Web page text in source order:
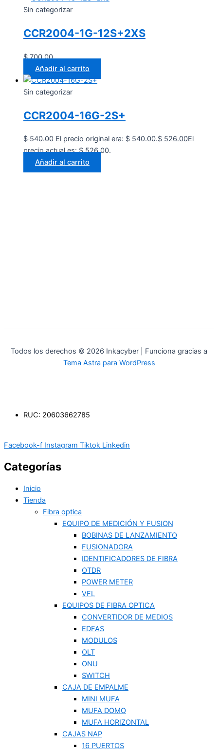
Sin categorizar
CCR2004-1G-12S+2XS
$700.00
Añadir al carrito
Sin categorizar
CCR2004-16G-2S+
$540.00 El precio original era: $ 540.00.$ 526.00El
precio actual es: $ 526.00.
Añadir al carrito
Todos los derechos © 2026 Inkacyber | Funciona gracias a
Tema Astra para WordPress
RUC: 20603662785
Facebook-f Instagram Tiktok Linkedin
Categorías
Inicio
Tienda
Fibra optica
EQUIPO DE MEDICIÓN Y FUSION
BOBINAS DE LANZAMIENTO
FUSIONADORA
IDENTIFICADORES DE FIBRA
OTDR
POWER METER
VFL
EQUIPOS DE FIBRA OPTICA
CONVERTIDOR DE MEDIOS
EDFAS
MODULOS
OLT
ONU
SWITCH
CAJA DE EMPALME
MINI MUFA
MUFA DOMO
MUFA HORIZONTAL
CAJAS NAP
16 PUERTOS